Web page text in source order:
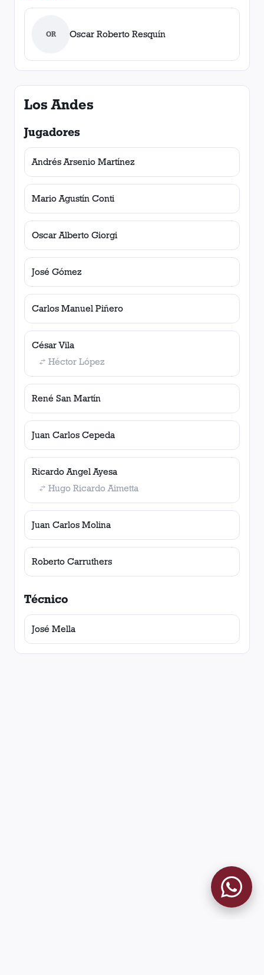
OR Oscar Roberto Resquín
Los Andes
Jugadores
Andrés Arsenio Martínez
Mario Agustín Conti
Oscar Alberto Giorgi
José Gómez
Carlos Manuel Piñero
César Vila
Héctor López
René San Martín
Juan Carlos Cepeda
Ricardo Angel Ayesa
Hugo Ricardo Aimetta
Juan Carlos Molina
Roberto Carruthers
Técnico
José Mella